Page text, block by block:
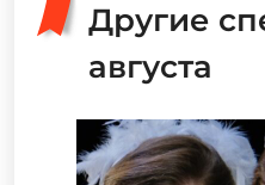
Другие
августа